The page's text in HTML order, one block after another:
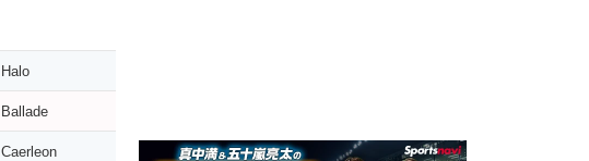
Halo
Ballade
Caerleon